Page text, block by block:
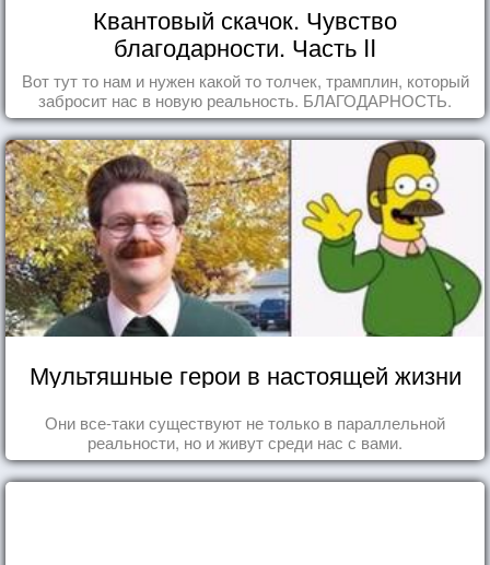
Квантовый скачок. Чувство
благодарности. Часть II
Вот тут то нам и нужен какой то толчек, трамплин, который
забросит нас в новую реальность. БЛАГОДАРНОСТЬ.
Мультяшные герои в настоящей жизни
Они все-таки существуют не только в параллельной
реальности, но и живут среди нас с вами.